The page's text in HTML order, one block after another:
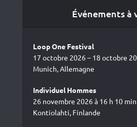
Événements à
Loop One Festival
17 octobre 2026 – 18 octobre
Munich, Allemagne
Individuel Hommes
26 novembre 2026 à 16 h 10
Kontiolahti, Finlande